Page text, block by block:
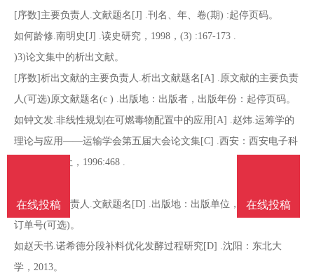
[序数]主要负责人.文献题名[J] .刊名、年、卷(期) :起停页码。
如何龄修.南明史[J] .读史研究，1998，(3) :167-173 .
)3)论文集中的析出文献。
[序数]析出文献的主要负责人.析出文献题名[A] .原文献的主要负责
人(可选)原文献题名(c ) .出版地：出版者，出版年份：起停页码。
如钟文发.非线性规划在可燃毒物配置中的应用[A] .赵炜.运筹学的
理论与应用——运输学会第五届大会论文集[C] .西安：西安电子科
技大学出版社，1996:468 .
[编号]主要负责人.文献题名[D] .出版地：出版单位，出版年份：起
订单号(可选)。
如赵天书.诺希德分段补料优化发酵过程研究[D] .沈阳：东北大
学，2013。
在线投稿
在线投稿